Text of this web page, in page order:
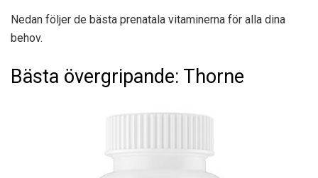
Nedan följer de bästa prenatala vitaminerna för alla dina
behov.
Bästa övergripande: Thorne